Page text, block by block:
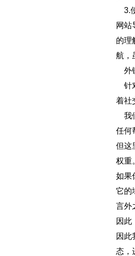
3.
网站
的理
航，
外
针
着社
我
任何
但这
权重
如果
它的
言外
因此
因此
态，